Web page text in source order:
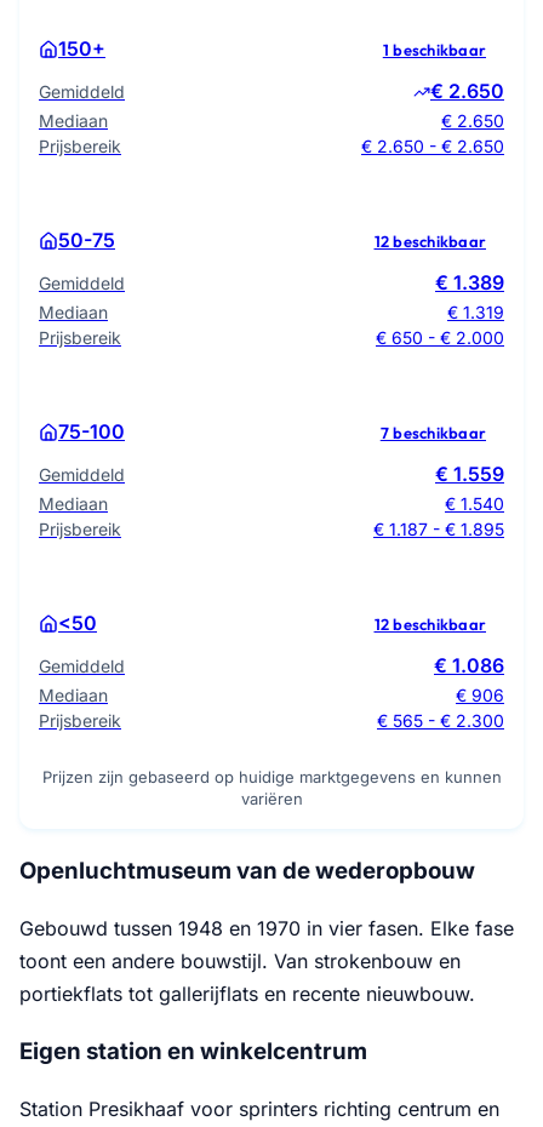
150+ 1 beschikbaar
Gemiddeld € 2.650
Mediaan
€ 2.650
Prijsbereik
€ 2.650 - € 2.650
50-75 12 beschikbaar
Gemiddeld € 1.389
Mediaan
€ 1.319
Prijsbereik
€ 650 - € 2.000
75-100 7 beschikbaar
Gemiddeld € 1.559
Mediaan
€ 1.540
Prijsbereik
€ 1.187 - € 1.895
<50 12 beschikbaar
Gemiddeld € 1.086
Mediaan
€ 906
Prijsbereik
€ 565 - € 2.300
Prijzen zijn gebaseerd op huidige marktgegevens en kunnen
variëren
Openluchtmuseum van de wederopbouw
Gebouwd tussen 1948 en 1970 in vier fasen. Elke fase
toont een andere bouwstijl. Van strokenbouw en
portiekflats tot gallerijflats en recente nieuwbouw.
Eigen station en winkelcentrum
Station Presikhaaf voor sprinters richting centrum en